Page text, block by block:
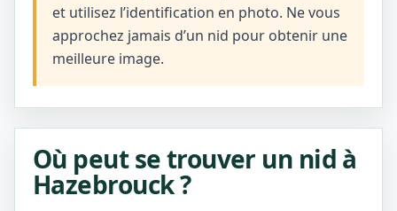
et utilisez l’identification en photo. Ne vous
approchez jamais d’un nid pour obtenir une
meilleure image.
Où peut se trouver un nid à
Hazebrouck ?